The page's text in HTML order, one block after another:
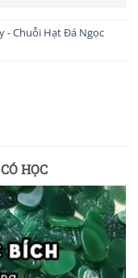
- Chuỗi Hạt Đá Ngọc
HỌC